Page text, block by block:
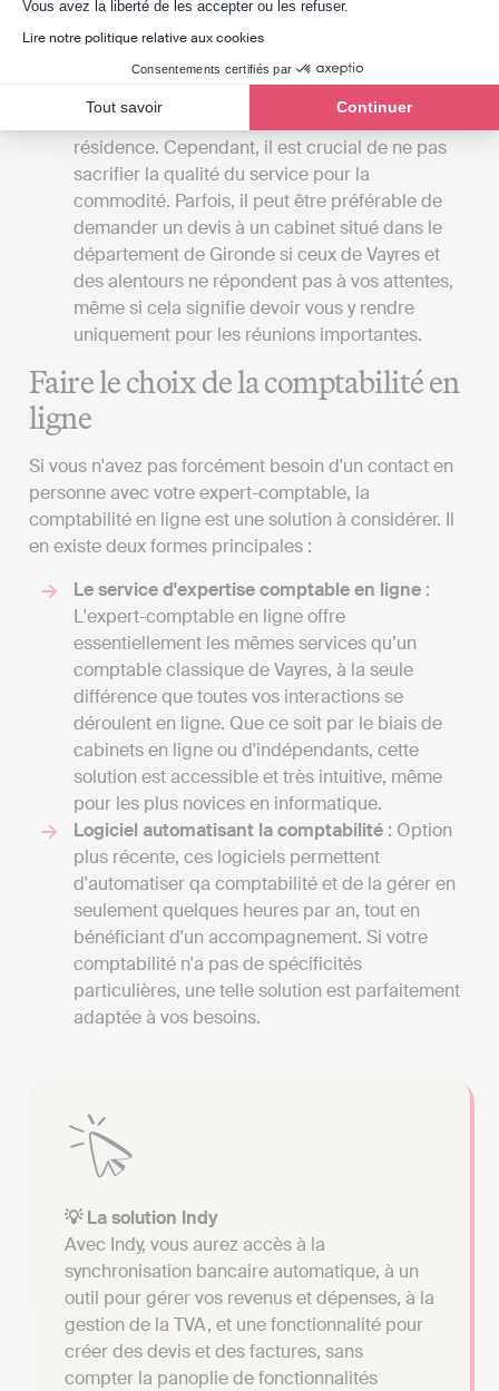
Vous avez la liberté de les accepter ou les refuser.
Lire notre politique relative aux cookies
Consentements certifiés par
Tout savoir Continuer
la place de son client.
La proximité du cabinet
rencontrer votre expert-comptable en personne,
résidence. Cependant, il est crucial de ne pas
sacrifier la qualité du service pour la
commodité. Parfois, il peut être préférable de
demander un devis à un cabinet situé dans le
département de Gironde si ceux de Vayres et
des alentours ne répondent pas à vos attentes,
même si cela signifie devoir vous y rendre
uniquement pour les réunions importantes.
Faire le choix de la comptabilité en
ligne
Si vous n'avez pas forcément besoin d'un contact en
personne avec votre expert-comptable, la
comptabilité en ligne est une solution à considérer. Il
en existe deux formes principales :
Le service d'expertise comptable en ligne :
L'expert-comptable en ligne offre
essentiellement les mêmes services qu’un
comptable classique de Vayres, à la seule
différence que toutes vos interactions se
déroulent en ligne. Que ce soit par le biais de
cabinets en ligne ou d'indépendants, cette
solution est accessible et très intuitive, même
pour les plus novices en informatique.
Logiciel automatisant la comptabilité : Option
plus récente, ces logiciels permettent
d'automatiser qa comptabilité et de la gérer en
seulement quelques heures par an, tout en
bénéficiant d'un accompagnement. Si votre
comptabilité n'a pas de spécificités
particulières, une telle solution est parfaitement
adaptée à vos besoins.
💡 La solution Indy
Avec Indy, vous aurez accès à la
synchronisation bancaire automatique, à un
outil pour gérer vos revenus et dépenses, à la
gestion de la TVA, et une fonctionnalité pour
créer des devis et des factures, sans
compter la panoplie de fonctionnalités